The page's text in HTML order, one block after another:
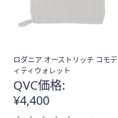
ロダニア オーストリッチ コモデ
ィティウォレット
QVC価格:
¥4,400